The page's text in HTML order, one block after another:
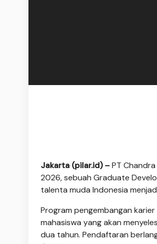
Jakarta (pilar.id) –PT
2026, sebuah Graduate
talenta muda Indonesia
Program pengembangan
mahasiswa yang akan
dua tahun. Pendaftaran